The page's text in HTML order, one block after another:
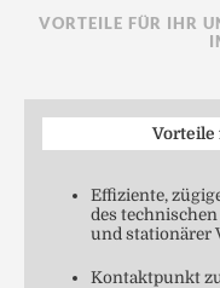
VORTEILE FÜR IHR
Vorteile
Effiziente,
des
und stationärer
Kontaktpunkt